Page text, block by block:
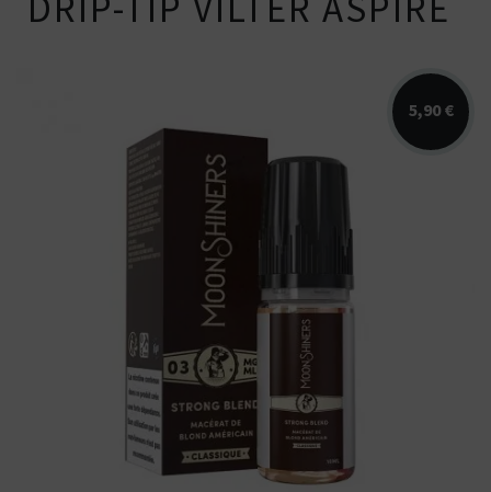
5,90 €
Arômes : macérât de blond. E-liquide
Moonshiners. Disponible en 50 pour...